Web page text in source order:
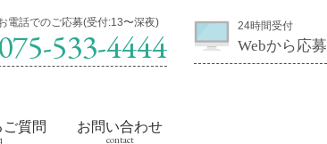
電話でのご応募(受付:13〜深夜)
075-533-4444 24時間受付
Webから応募
ご質問 お問い合わせ